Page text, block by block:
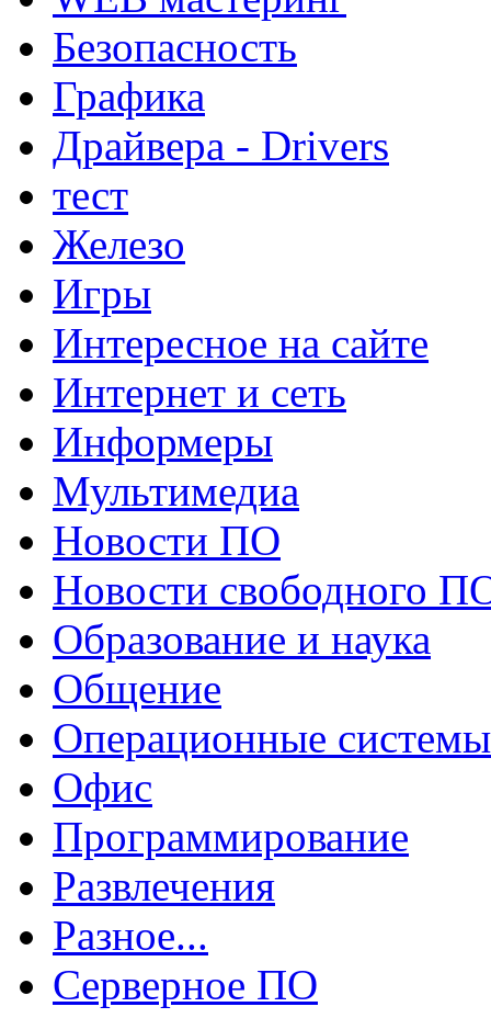
Безопасность
Графика
Драйвера - Drivers
тест
Железо
Игры
Интересное на сайте
Интернет и сеть
Информеры
Мультимедиа
Новости ПО
Новости свободного
Образование и наука
Общение
Операционные системы
Офис
Программирование
Развлечения
Разное...
Серверное ПО